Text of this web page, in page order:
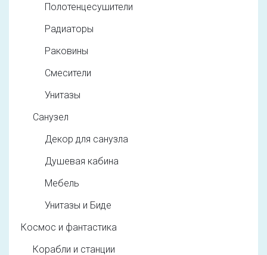
Полотенцесушители
Радиаторы
Раковины
Смесители
Унитазы
Санузел
Декор для санузла
Душевая кабина
Мебель
Унитазы и Биде
Космос и фантастика
Корабли и станции